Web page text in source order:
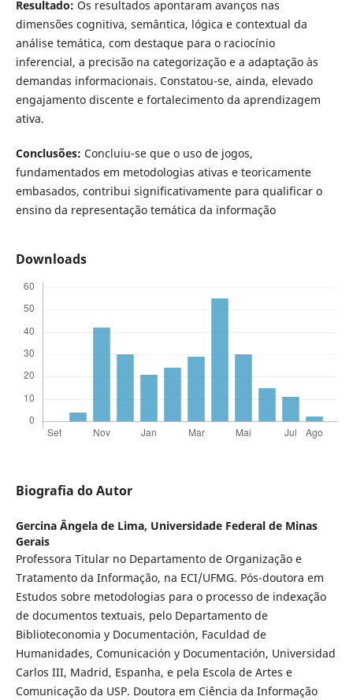
Resultado: Os resultados apontaram avanços nas
dimensões cognitiva, semântica, lógica e contextual da
análise temática, com destaque para o raciocínio
inferencial, a precisão na categorização e a adaptação às
demandas informacionais. Constatou-se, ainda, elevado
engajamento discente e fortalecimento da aprendizagem
ativa.
Conclusões: Concluiu-se que o uso de jogos,
fundamentados em metodologias ativas e teoricamente
embasados, contribui significativamente para qualificar o
ensino da representação temática da informação
Downloads
Biografia do Autor
Gercina Ângela de Lima, Universidade Federal de Minas
Gerais
Professora Titular no Departamento de Organização e
Tratamento da Informação, na ECI/UFMG. Pós-doutora em
Estudos sobre metodologias para o processo de indexação
de documentos textuais, pelo Departamento de
Biblioteconomia y Documentación, Faculdad de
Humanidades, Comunicación y Documentación, Universidad
Carlos III, Madrid, Espanha, e pela Escola de Artes e
Comunicação da USP. Doutora em Ciência da Informação